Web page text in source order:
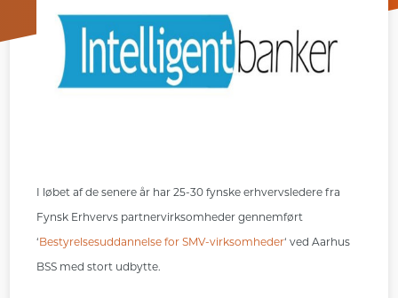
I løbet af de senere år har 25-30 fynske erhvervsledere fra
Fynsk Erhvervs partnervirksomheder gennemført
‘Bestyrelsesuddannelse for SMV-virksomheder‘ ved Aarhus
BSS med stort udbytte.